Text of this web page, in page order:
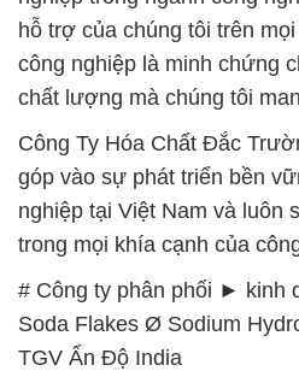
hỗ trợ của chúng tôi trên
công nghiệp là minh chứng
chất lượng mà chúng tôi
Công Ty Hóa Chất Đắc
góp vào sự phát triển bền
nghiệp tại Việt Nam và luôn
trong mọi khía cạnh của
# Công ty phân phối ► kinh
Soda Flakes Ø Sodium
TGV Ấn Độ India